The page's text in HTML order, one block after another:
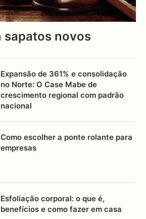
sapatos novos
Expansão de 361% e consolidação
no Norte: O Case Mabe de
crescimento regional com padrão
nacional
Como escolher a ponte rolante para
empresas
Esfoliação corporal: o que é,
benefícios e como fazer em casa